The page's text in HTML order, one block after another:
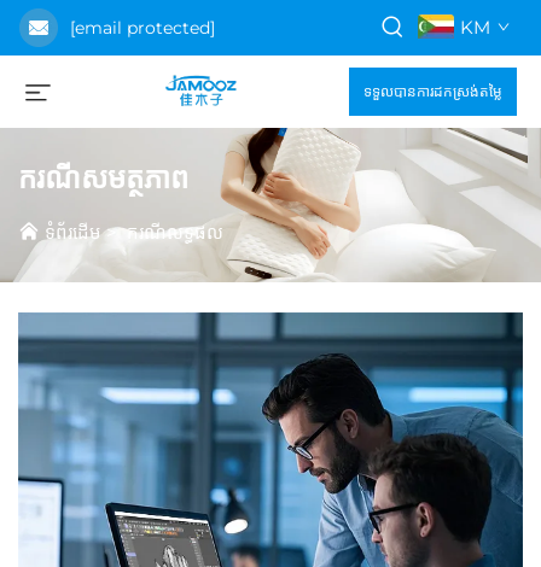
[email protected] KM
ទទួលបានការដកស្រង់តម្លៃ
ករណីសមត្ថភាព
ទំព័រដើម>ករណីលទ្ធផល